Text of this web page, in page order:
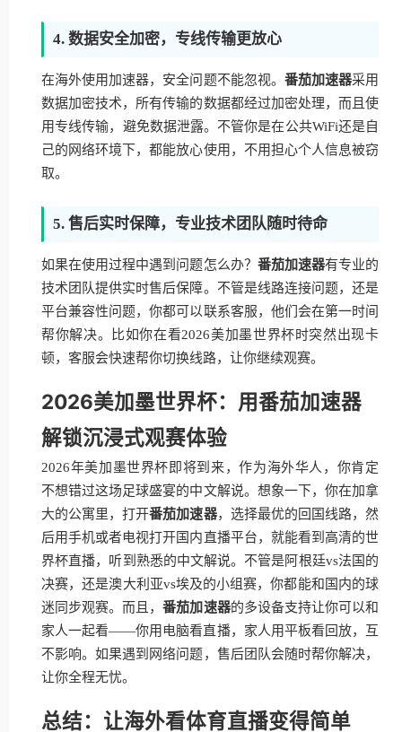
4. 数据安全加密，专线传输更放心
在海外使用加速器，安全问题不能忽视。 番茄加速器采用
数据加密技术，所有传输的数据都经过加密处理，而且使
用专线传输，避免数据泄露。不管你是在公共WiFi还是自
己的网络环境下，都能放心使用，不用担心个人信息被窃
取。
5. 售后实时保障，专业技术团队随时待命
如果在使用过程中遇到问题怎么办？ 番茄加速器有专业的
技术团队提供实时售后保障。不管是线路连接问题，还是
平台兼容性问题，你都可以联系客服，他们会在第一时间
帮你解决。比如你在看2026美加墨世界杯时突然出现卡
顿，客服会快速帮你切换线路，让你继续观赛。
2026美加墨世界杯：用番茄加速器
解锁沉浸式观赛体验
2026年美加墨世界杯即将到来，作为海外华人，你肯定
不想错过这场足球盛宴的中文解说。想象一下，你在加拿
大的公寓里，打开番茄加速器，选择最优的回国线路，然
后用手机或者电视打开国内直播平台，就能看到高清的世
界杯直播，听到熟悉的中文解说。不管是阿根廷vs法国的
决赛，还是澳大利亚vs埃及的小组赛，你都能和国内的球
迷同步观赛。而且，番茄加速器的多设备支持让你可以和
家人一起看——你用电脑看直播，家人用平板看回放，互
不影响。如果遇到网络问题，售后团队会随时帮你解决，
让你全程无忧。
总结：让海外看体育直播变得简单